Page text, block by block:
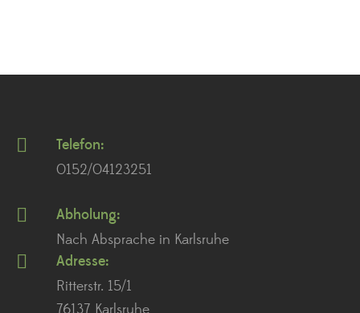
Telefon:
0152/04123251
Abholung:
Nach Absprache in Karlsruhe
Adresse:
Ritterstr. 15/1